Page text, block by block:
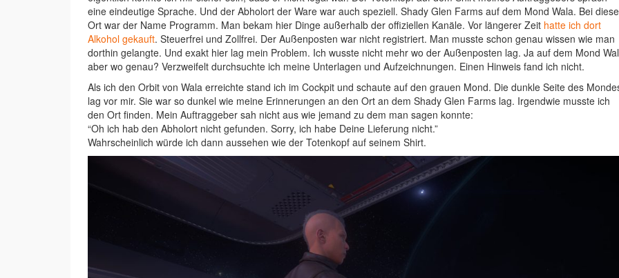
eine eindeutige Sprache. Und der Abholort der Ware war auch speziell. Shady Glen Farms auf dem Mond Wala. Bei
Ort war der Name Programm. Man bekam hier Dinge außerhalb der offiziellen Kanäle. Vor längerer Zeit hatte ich dort
Alkohol gekauft. Steuerfrei und Zollfrei. Der Außenposten war nicht registriert. Man musste schon genau wissen wie man
dorthin gelangte. Und exakt hier lag mein Problem. Ich wusste nicht mehr wo der Außenposten lag. Ja auf dem Mond
aber wo genau? Verzweifelt durchsuchte ich meine Unterlagen und Aufzeichnungen. Einen Hinweis fand ich nicht.
Als ich den Orbit von Wala erreichte stand ich im Cockpit und schaute auf den grauen Mond. Die dunkle Seite des
lag vor mir. Sie war so dunkel wie meine Erinnerungen an den Ort an dem Shady Glen Farms lag. Irgendwie musste ich
den Ort finden. Mein Auftraggeber sah nicht aus wie jemand zu dem man sagen konnte:
“Oh ich hab den Abholort nicht gefunden. Sorry, ich habe Deine Lieferung nicht.”
Wahrscheinlich würde ich dann aussehen wie der Totenkopf auf seinem Shirt.